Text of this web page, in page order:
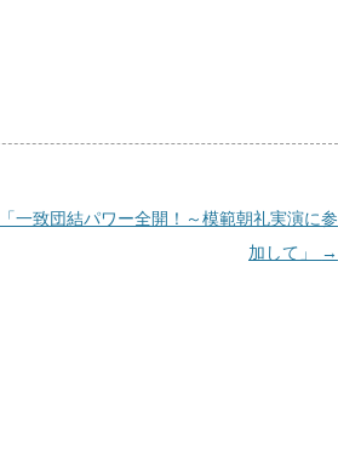
致団結パワー全開！～模範朝礼実演に参
加して」
→